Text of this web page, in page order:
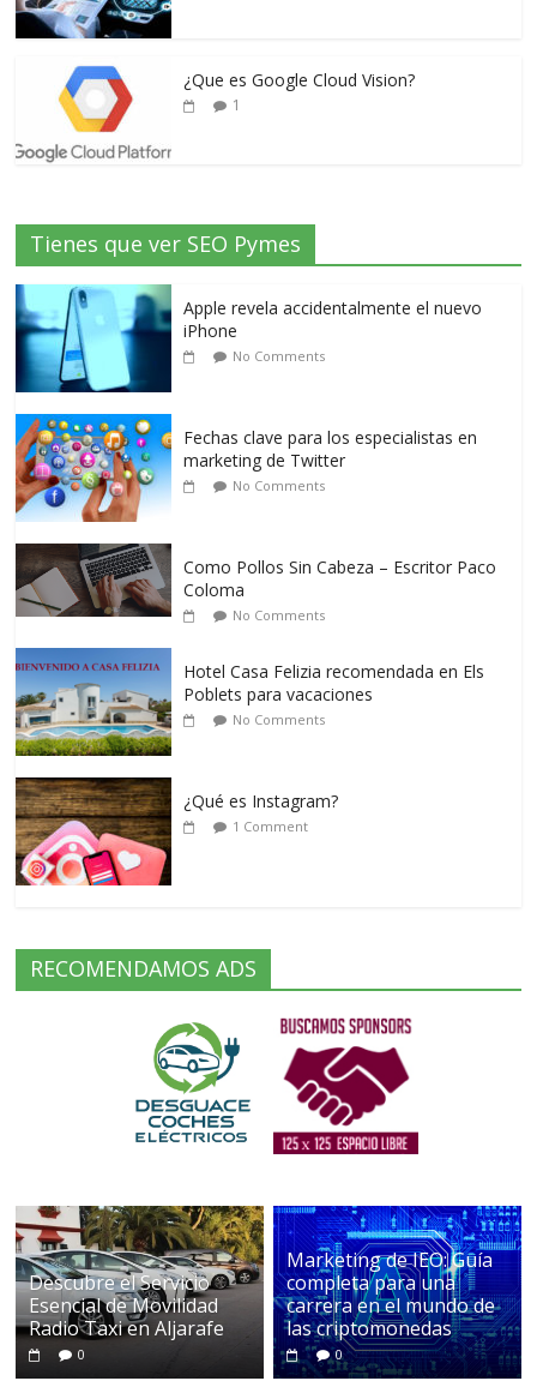
¿Que es Google Cloud Vision?
1
Tienes que ver SEO Pymes
Apple revela accidentalmente el nuevo
iPhone
No Comments
Fechas clave para los especialistas en
marketing de Twitter
No Comments
Como Pollos Sin Cabeza – Escritor Paco
Coloma
No Comments
Hotel Casa Felizia recomendada en Els
Poblets para vacaciones
No Comments
¿Qué es Instagram?
1 Comment
RECOMENDAMOS ADS
Descubre el Servicio
Esencial de Movilidad
Radio Taxi en Aljarafe
0
Marketing de IEO: Guía
completa para una
carrera en el mundo de
las criptomonedas
0